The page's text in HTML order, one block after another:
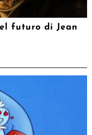
futuro di Jean